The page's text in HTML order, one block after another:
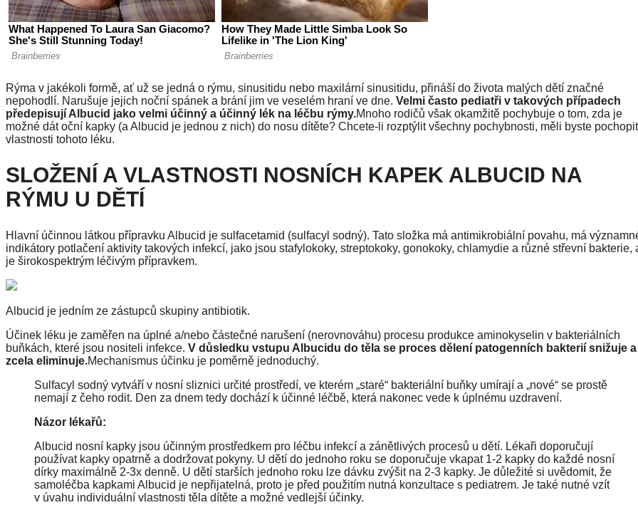
Rýma v jakékoli formě, ať už se jedná o rýmu, sinusitidu nebo maxilární sinusitidu, přináší do života malých dětí značné
nepohodlí. Narušuje jejich noční spánek a brání jim ve veselém hraní ve dne. Velmi často pediatři v takových případech
předepisují Albucid jako velmi účinný a účinný lék na léčbu rýmy.Mnoho rodičů však okamžitě pochybuje o tom, zda je
možné dát oční kapky (a Albucid je jednou z nich) do nosu dítěte? Chcete-li rozptýlit všechny pochybnosti, měli byste pochopit
vlastnosti tohoto léku.
SLOŽENÍ A VLASTNOSTI NOSNÍCH KAPEK ALBUCID NA
RÝMU U DĚTÍ
Hlavní účinnou látkou přípravku Albucid je sulfacetamid (sulfacyl sodný). Tato složka má antimikrobiální povahu, má
indikátory potlačení aktivity takových infekcí, jako jsou stafylokoky, streptokoky, gonokoky, chlamydie a různé střevní bakterie,
je širokospektrým léčivým přípravkem.
Albucid je jedním ze zástupců skupiny antibiotik.
Účinek léku je zaměřen na úplné a/nebo částečné narušení (nerovnováhu) procesu produkce aminokyselin v bakteriálních
buňkách, které jsou nositeli infekce. V důsledku vstupu Albucidu do těla se proces dělení patogenních bakterií snižuje a
zcela eliminuje.Mechanismus účinku je poměrně jednoduchý.
Sulfacyl sodný vytváří v nosní sliznici určité prostředí, ve kterém „staré“ bakteriální buňky umírají a „nové“ se prostě
nemají z čeho rodit. Den za dnem tedy dochází k účinné léčbě, která nakonec vede k úplnému uzdravení.
Názor lékařů:
Albucid nosní kapky jsou účinným prostředkem pro léčbu infekcí a zánětlivých procesů u dětí. Lékaři doporučují
používat kapky opatrně a dodržovat pokyny. U dětí do jednoho roku se doporučuje vkapat 1-2 kapky do každé nosní
dírky maximálně 2-3x denně. U dětí starších jednoho roku lze dávku zvýšit na 2-3 kapky. Je důležité si uvědomit, že
samoléčba kapkami Albucid je nepřijatelná, proto je před použitím nutná konzultace s pediatrem. Je také nutné vzít
v úvahu individuální vlastnosti těla dítěte a možné vedlejší účinky.